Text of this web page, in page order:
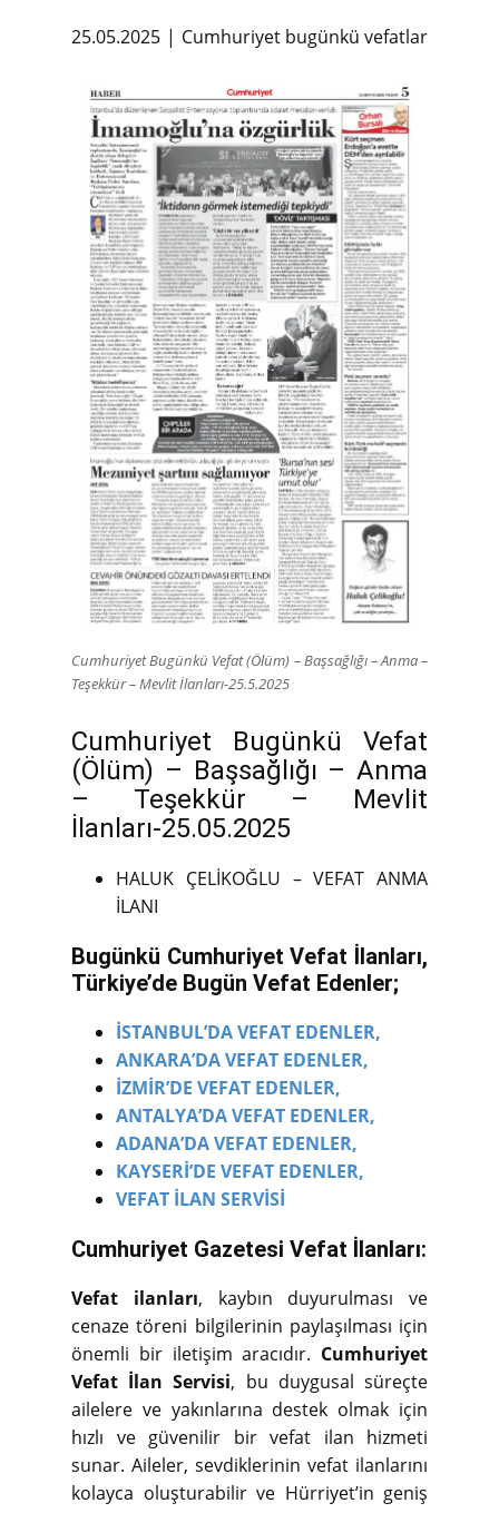
25.05.2025 Cumhuriyet bugünkü vefatlar
Cumhuriyet Bugünkü Vefat (Ölüm) – Başsağlığı – Anma –
Teşekkür – Mevlit İlanları-25.5.2025
Cumhuriyet Bugünkü Vefat
(Ölüm) – Başsağlığı – Anma
– Teşekkür – Mevlit
İlanları-25.05.2025
HALUK ÇELİKOĞLU – VEFAT ANMA
İLANI
Bugünkü Cumhuriyet Vefat İlanları,
Türkiye’de Bugün Vefat Edenler;
İSTANBUL’DA VEFAT EDENLER,
ANKARA’DA VEFAT EDENLER,
İZMİR’DE VEFAT EDENLER,
ANTALYA’DA VEFAT EDENLER,
ADANA’DA VEFAT EDENLER,
KAYSERİ’DE VEFAT EDENLER,
VEFAT İLAN SERVİSİ
Cumhuriyet Gazetesi Vefat İlanları:
Vefat ilanları, kaybın duyurulması ve
cenaze töreni bilgilerinin paylaşılması için
önemli bir iletişim aracıdır. Cumhuriyet
Vefat İlan Servisi, bu duygusal süreçte
ailelere ve yakınlarına destek olmak için
hızlı ve güvenilir bir vefat ilan hizmeti
sunar. Aileler, sevdiklerinin vefat ilanlarını
kolayca oluşturabilir ve Hürriyet’in geniş